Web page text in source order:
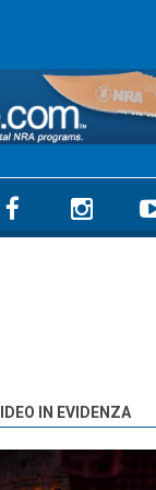
IN EVIDENZA